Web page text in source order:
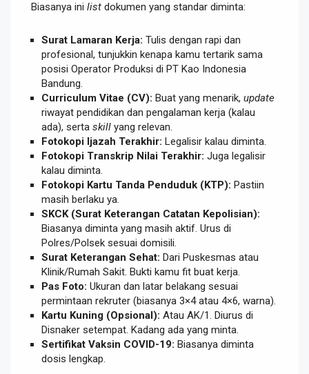
Biasanya ini list dokumen yang standar diminta:
Surat Lamaran Kerja: Tulis dengan rapi dan
profesional, tunjukkin kenapa kamu tertarik sama
posisi Operator Produksi di PT Kao Indonesia
Bandung.
Curriculum Vitae (CV): Buat yang menarik, update
riwayat pendidikan dan pengalaman kerja (kalau
ada), serta skill yang relevan.
Fotokopi Ijazah Terakhir: Legalisir kalau diminta.
Fotokopi Transkrip Nilai Terakhir: Juga legalisir
kalau diminta.
Fotokopi Kartu Tanda Penduduk (KTP): Pastiin
masih berlaku ya.
SKCK (Surat Keterangan Catatan Kepolisian):
Biasanya diminta yang masih aktif. Urus di
Polres/Polsek sesuai domisili.
Surat Keterangan Sehat: Dari Puskesmas atau
Klinik/Rumah Sakit. Bukti kamu fit buat kerja.
Pas Foto: Ukuran dan latar belakang sesuai
permintaan rekruter (biasanya 3×4 atau 4×6, warna).
Kartu Kuning (Opsional): Atau AK/1. Diurus di
Disnaker setempat. Kadang ada yang minta.
Sertifikat Vaksin COVID-19: Biasanya diminta
dosis lengkap.